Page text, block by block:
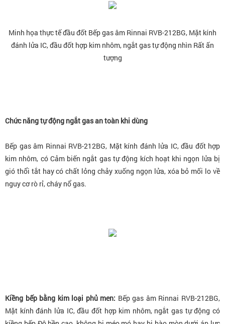
Minh họa thực tế đầu đốt Bếp gas âm Rinnai RVB-212BG, Mặt kính
đánh lửa IC, đầu đốt hợp kim nhôm, ngắt gas tự động nhìn Rất ấn
tượng
Chức năng tự động ngắt gas an toàn khi dùng
Bếp gas âm Rinnai RVB-212BG, Mặt kính đánh lửa IC, đầu đốt hợp
kim nhôm, có Cảm biến ngắt gas tự động kích hoạt khi ngọn lửa bị
gió thổi tắt hay có chất lỏng chảy xuống ngọn lửa, xóa bỏ mối lo về
nguy cơ rò rỉ, cháy nổ gas.
Kiềng bếp bằng kim loại phủ men: Bếp gas âm Rinnai RVB-212BG,
Mặt kính đánh lửa IC, đầu đốt hợp kim nhôm, ngắt gas tự động có